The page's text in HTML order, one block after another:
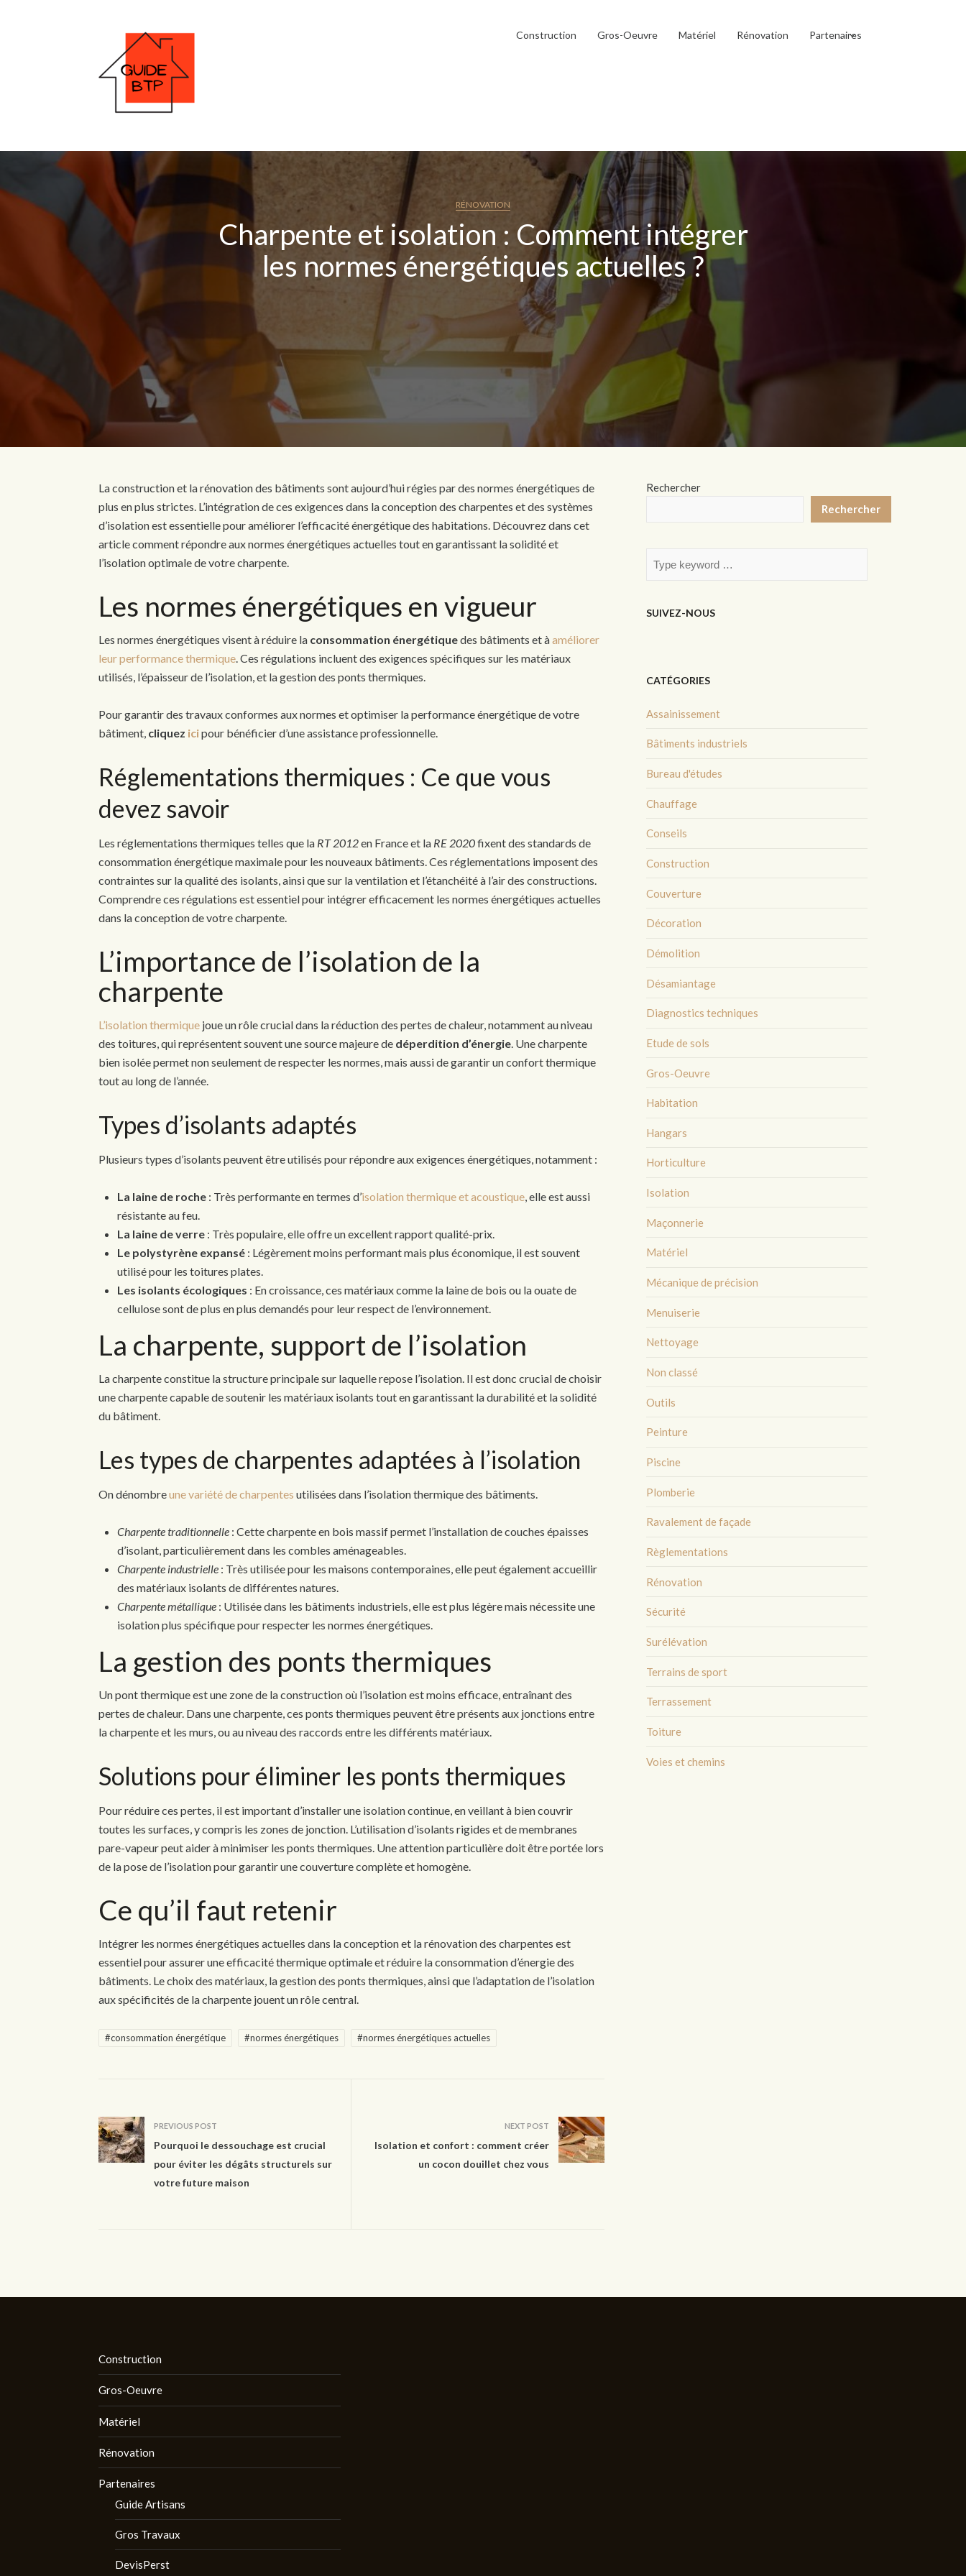
Construction Gros-Oeuvre Matériel Rénovation Partenaires
RÉNOVATION
Charpente et isolation : Comment intégrer
les normes énergétiques actuelles ?
La construction et la rénovation des bâtiments sont aujourd’hui régies par des normes énergétiques de
plus en plus strictes. L’intégration de ces exigences dans la conception des charpentes et des systèmes
d’isolation est essentielle pour améliorer l’efficacité énergétique des habitations. Découvrez dans cet
article comment répondre aux normes énergétiques actuelles tout en garantissant la solidité et
l’isolation optimale de votre charpente.
Les normes énergétiques en vigueur
Les normes énergétiques visent à réduire la consommation énergétiquedes bâtiments et àaméliorer
leur performance thermique. Ces régulations incluent des exigences spécifiques sur les matériaux
utilisés, l’épaisseur de l’isolation, et la gestion des ponts thermiques.
Pour garantir des travaux conformes aux normes et optimiser la performance énergétique de votre
bâtiment, cliquez icipour bénéficier d’une assistance professionnelle.
Réglementations thermiques : Ce que vous
devez savoir
Les réglementations thermiques telles que la RT 2012en France et la RE 2020fixent des standards de
consommation énergétique maximale pour les nouveaux bâtiments. Ces réglementations imposent des
contraintes sur la qualité des isolants, ainsi que sur la ventilation et l’étanchéité à l’air des constructions.
Comprendre ces régulations est essentiel pour intégrer efficacement les normes énergétiques actuelles
dans la conception de votre charpente.
L’importance de l’isolation de la
charpente
L’isolation thermique joue un rôle crucial dans la réduction des pertes de chaleur, notamment au niveau
des toitures, qui représentent souvent une source majeure de déperdition d’énergie. Une charpente
bien isolée permet non seulement de respecter les normes, mais aussi de garantir un confort thermique
tout au long de l’année.
Types d’isolants adaptés
Plusieurs types d’isolants peuvent être utilisés pour répondre aux exigences énergétiques, notamment :
La laine de roche : Très performante en termes d’isolation thermique et acoustique, elle est aussi
résistante au feu.
La laine de verre : Très populaire, elle offre un excellent rapport qualité-prix.
Le polystyrène expansé : Légèrement moins performant mais plus économique, il est souvent
utilisé pour les toitures plates.
Les isolants écologiques : En croissance, ces matériaux comme la laine de bois ou la ouate de
cellulose sont de plus en plus demandés pour leur respect de l’environnement.
La charpente, support de l’isolation
La charpente constitue la structure principale sur laquelle repose l’isolation. Il est donc crucial de choisir
une charpente capable de soutenir les matériaux isolants tout en garantissant la durabilité et la solidité
du bâtiment.
Les types de charpentes adaptées à l’isolation
On dénombreune variété de charpentes utilisées dans l’isolation thermique des bâtiments.
Charpente traditionnelle : Cette charpente en bois massif permet l’installation de couches épaisses
d’isolant, particulièrement dans les combles aménageables.
Charpente industrielle : Très utilisée pour les maisons contemporaines, elle peut également accueillir
des matériaux isolants de différentes natures.
Charpente métallique : Utilisée dans les bâtiments industriels, elle est plus légère mais nécessite une
isolation plus spécifique pour respecter les normes énergétiques.
La gestion des ponts thermiques
Un pont thermique est une zone de la construction où l’isolation est moins efficace, entraînant des
pertes de chaleur. Dans une charpente, ces ponts thermiques peuvent être présents aux jonctions entre
la charpente et les murs, ou au niveau des raccords entre les différents matériaux.
Solutions pour éliminer les ponts thermiques
Pour réduire ces pertes, il est important d’installer une isolation continue, en veillant à bien couvrir
toutes les surfaces, y compris les zones de jonction. L’utilisation d’isolants rigides et de membranes
pare-vapeur peut aider à minimiser les ponts thermiques. Une attention particulière doit être portée lors
de la pose de l’isolation pour garantir une couverture complète et homogène.
Ce qu’il faut retenir
Intégrer les normes énergétiques actuelles dans la conception et la rénovation des charpentes est
essentiel pour assurer une efficacité thermique optimale et réduire la consommation d’énergie des
bâtiments. Le choix des matériaux, la gestion des ponts thermiques, ainsi que l’adaptation de l’isolation
aux spécificités de la charpente jouent un rôle central.
#consommation énergétique #normes énergétiques #normes énergétiques actuelles
PREVIOUS POST
Pourquoi le dessouchage est crucial
pour éviter les dégâts structurels sur
votre future maison
NEXT POST
Isolation et confort : comment créer
un cocon douillet chez vous
Rechercher
Rechercher
SUIVEZ-NOUS
CATÉGORIES
Assainissement
Bâtiments industriels
Bureau d'études
Chauffage
Conseils
Construction
Couverture
Décoration
Démolition
Désamiantage
Diagnostics techniques
Etude de sols
Gros-Oeuvre
Habitation
Hangars
Horticulture
Isolation
Maçonnerie
Matériel
Mécanique de précision
Menuiserie
Nettoyage
Non classé
Outils
Peinture
Piscine
Plomberie
Ravalement de façade
Règlementations
Rénovation
Sécurité
Surélévation
Terrains de sport
Terrassement
Toiture
Voies et chemins
Construction
Gros-Oeuvre
Matériel
Rénovation
Partenaires
Guide Artisans
Gros Travaux
DevisPerst